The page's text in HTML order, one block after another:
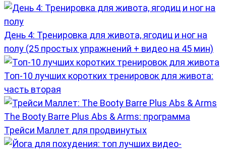
День 4: Тренировка для живота, ягодиц и ног на
полу (25 простых упражнений + видео на 45 мин)
Топ-10 лучших коротких тренировок для живота:
часть вторая
The Booty Barre Plus Abs & Arms: программа
Трейси Маллет для продвинутых